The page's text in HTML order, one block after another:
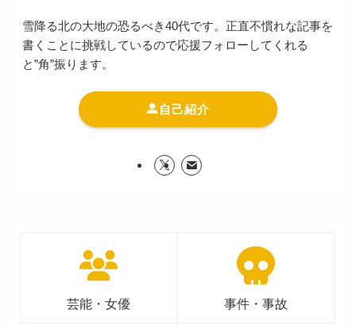
雪降る北の大地の恐るべき40代です。正直不慣れな記事を
書くことに挑戦しているので応援フォローしてくれる
と”角”振ります。
自己紹介
芸能・女優 事件・事故